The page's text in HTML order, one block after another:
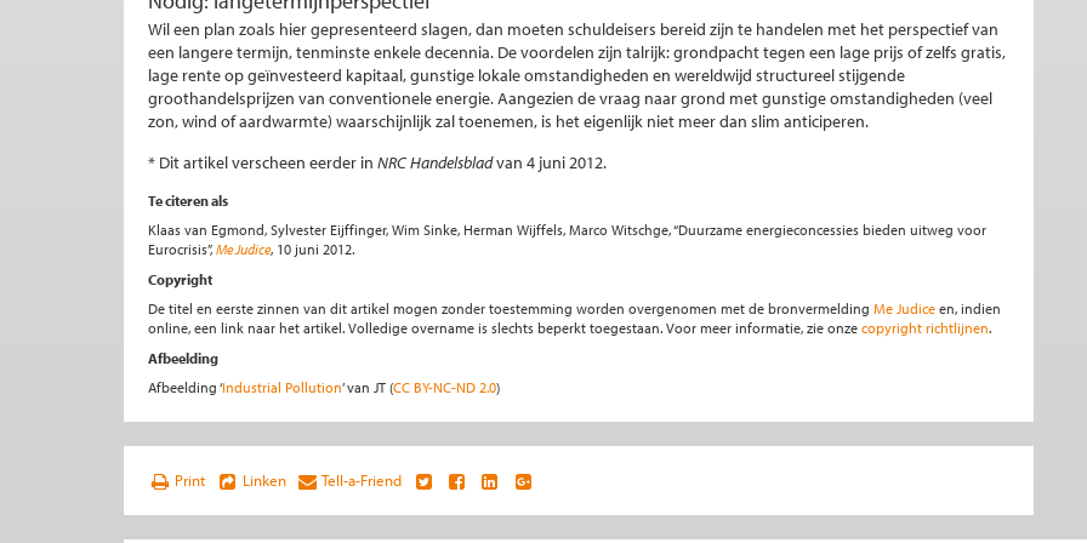
Wil een plan zoals hier gepresenteerd slagen, dan moeten schuldeisers bereid zijn te handelen met het perspectief van
een langere termijn, tenminste enkele decennia. De voordelen zijn talrijk: grondpacht tegen een lage prijs of zelfs gratis,
lage rente op geïnvesteerd kapitaal, gunstige lokale omstandigheden en wereldwijd structureel stijgende
groothandelsprijzen van conventionele energie. Aangezien de vraag naar grond met gunstige omstandigheden (veel
zon, wind of aardwarmte) waarschijnlijk zal toenemen, is het eigenlijk niet meer dan slim anticiperen.
* Dit artikel verscheen eerder in NRC Handelsbladvan 4 juni 2012.
Te citeren als
Klaas van Egmond, Sylvester Eijffinger, Wim Sinke, Herman Wijffels, Marco Witschge, “Duurzame energieconcessies bieden uitweg voor
Eurocrisis”, Me Judice, 10 juni 2012.
Copyright
De titel en eerste zinnen van dit artikel mogen zonder toestemming worden overgenomen met de bronvermelding Me Judice en, indien
online, een link naar het artikel. Volledige overname is slechts beperkt toegestaan. Voor meer informatie, zie onze copyright richtlijnen.
Afbeelding
Afbeelding ‘Industrial Pollution’ van JT (CC BY-NC-ND 2.0)
Print Linken Tell-a-Friend